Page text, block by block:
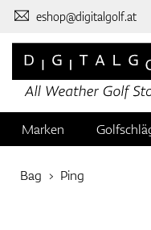
eshop@digitalgolf.at
Marken
Bag Ping